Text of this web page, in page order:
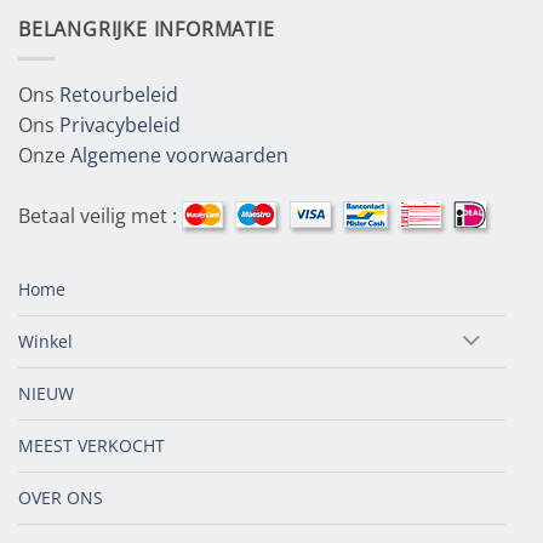
BELANGRIJKE INFORMATIE
Ons Retourbeleid
Ons Privacybeleid
OnzeAlgemene voorwaarden
Betaal veilig met :
Home
Winkel
NIEUW
MEEST VERKOCHT
OVER ONS